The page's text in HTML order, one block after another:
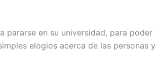
pararse en su universidad, para
elogios acerca de las